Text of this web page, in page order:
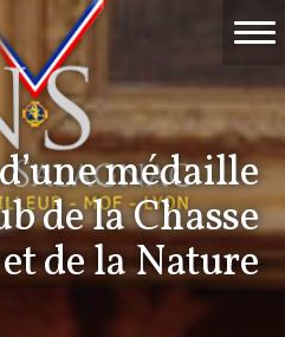
médaille
de la Chasse
et de la Nature